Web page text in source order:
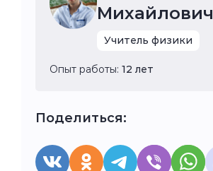
Михайлович
Учитель физики
Опыт работы: 12 лет
Поделиться: